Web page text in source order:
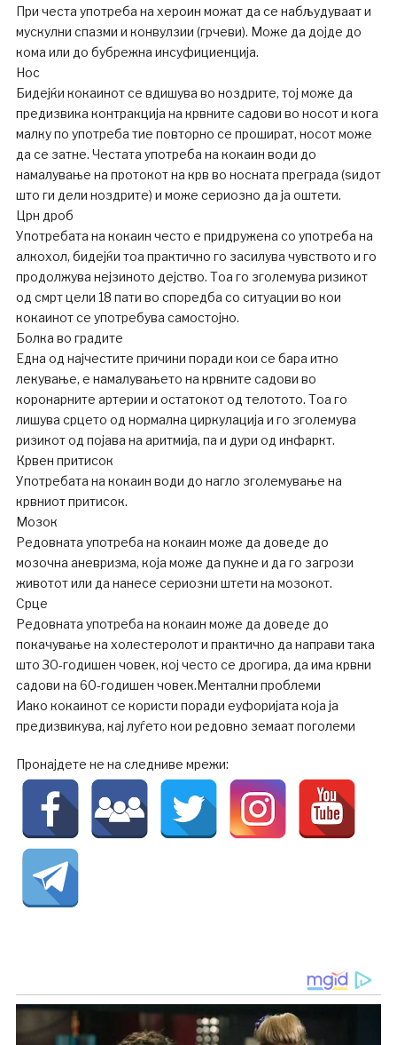
При честа употреба на хероин можат да се набљудуваат и
мускулни спазми и конвулзии (грчеви). Може да дојде до
кома или до бубрежна инсуфициенција.
Нос
Бидејќи кокаинот се вдишува во ноздрите, тој може да
предизвика контракција на крвните садови во носот и кога
малку по употреба тие повторно се прошират, носот може
да се затне. Честата употреба на кокаин води до
намалување на протокот на крв во носната преграда (ѕидот
што ги дели ноздрите) и може сериозно да ја оштети.
Црн дроб
Употребата на кокаин често е придружена со употреба на
алкохол, бидејќи тоа практично го засилува чувството и го
продолжува нејзиното дејство. Тоа го зголемува ризикот
од смрт цели 18 пати во споредба со ситуации во кои
кокаинот се употребува самостојно.
Болка во градите
Една од најчестите причини поради кои се бара итно
лекување, е намалувањето на крвните садови во
коронарните артерии и остатокот од телотото. Тоа го
лишува срцето од нормална циркулација и го зголемува
ризикот од појава на аритмија, па и дури од инфаркт.
Крвен притисок
Употребата на кокаин води до нагло зголемување на
крвниот притисок.
Мозок
Редовната употреба на кокаин може да доведе до
мозочна аневризма, која може да пукне и да го загрози
животот или да нанесе сериозни штети на мозокот.
Срце
Редовната употреба на кокаин може да доведе до
покачување на холестеролот и практично да направи така
што 30-годишен човек, кој често се дрогира, да има крвни
садови на 60-годишен човек.Ментални проблеми
Иако кокаинот се користи поради еуфоријата која ја
предизвикува, кај луѓето кои редовно земаат поголеми
Пронајдете не на следниве мрежи: